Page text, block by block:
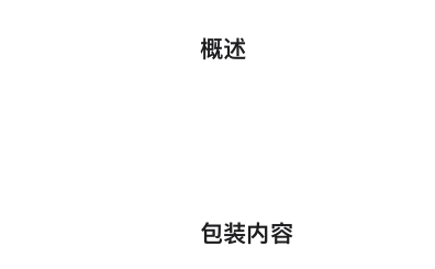
概述
包装内容